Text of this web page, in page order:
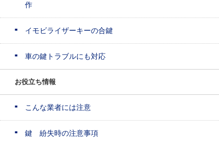
作
イモビライザーキーの合鍵
車の鍵トラブルにも対応
お役立ち情報
こんな業者には注意
鍵 紛失時の注意事項